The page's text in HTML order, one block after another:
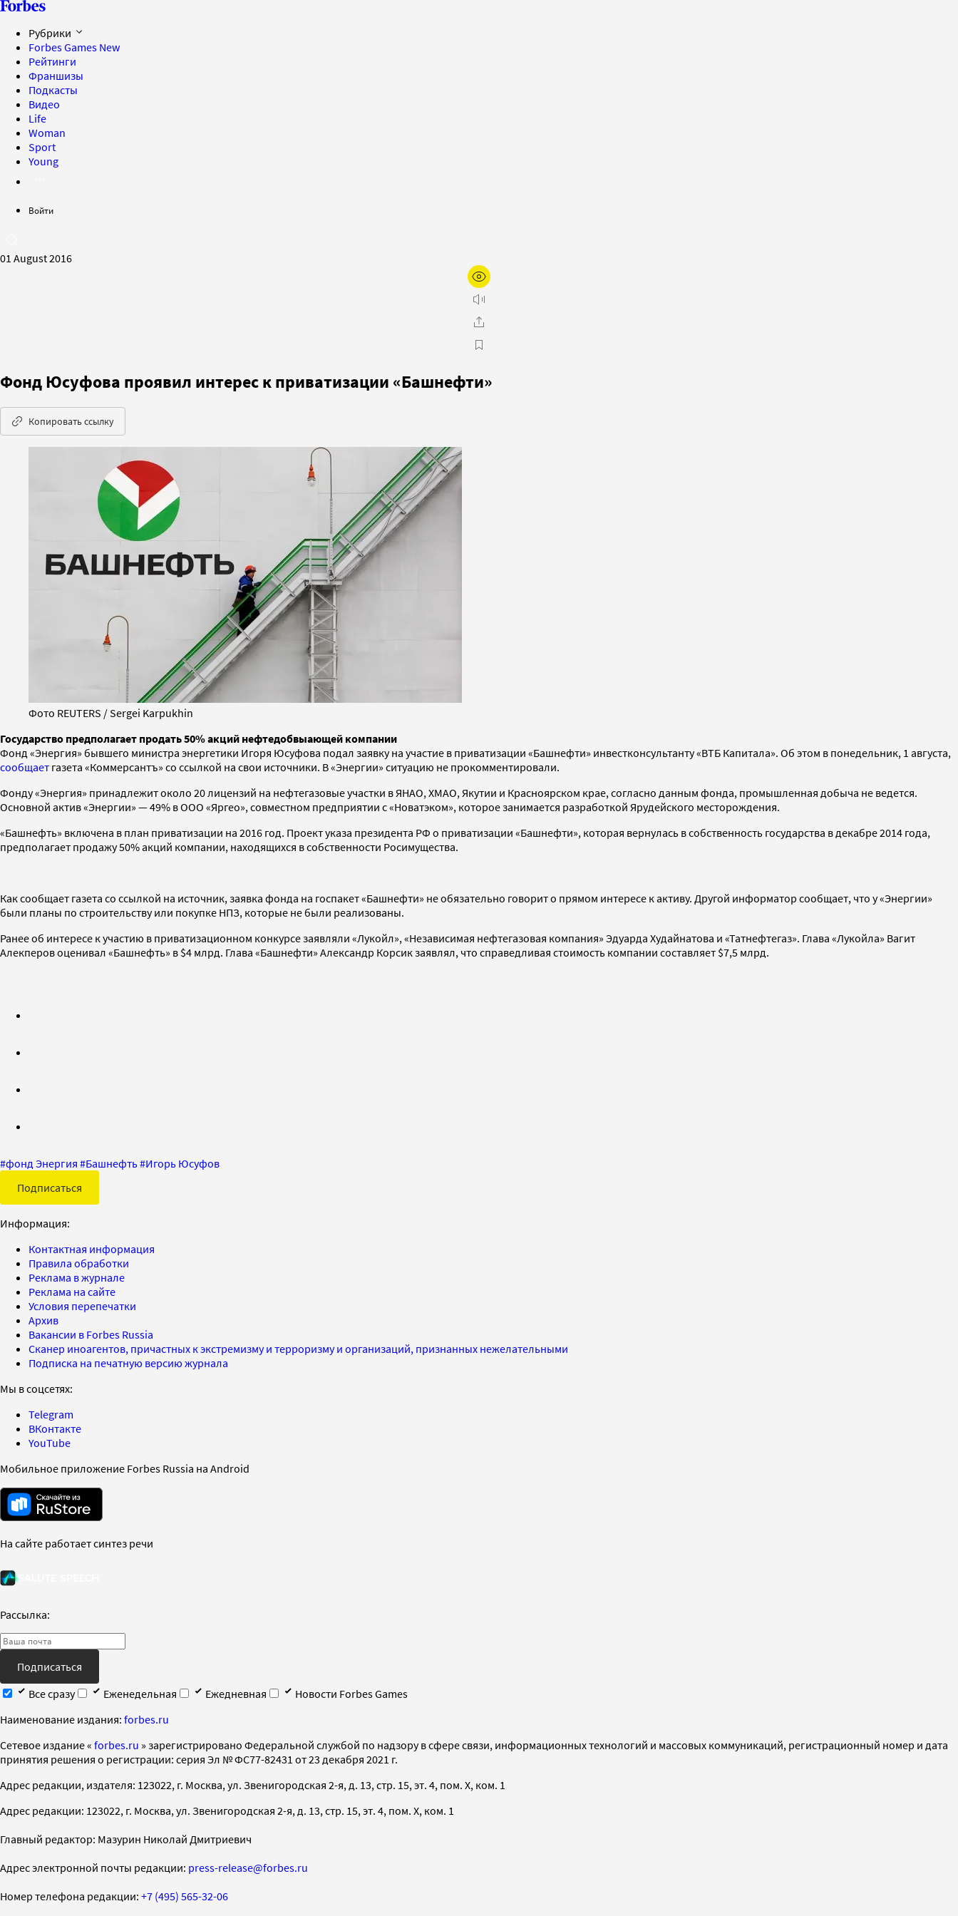
Рубрики
Forbes Games New
Рейтинги
Франшизы
Подкасты
Видео
Life
Woman
Sport
Young
Войти
01 August 2016
Фонд Юсуфова проявил интерес к приватизации «Башнефти»
Копировать ссылку
Фото REUTERS / Sergei Karpukhin
Государство предполагает продать 50% акций нефтедобвыающей компании
Фонд «Энергия» бывшего министра энергетики Игоря Юсуфова подал заявку на участие в приватизации «Башнефти» инвестконсультанту «ВТБ Капитала». Об этом в понедельник, 1 августа,
сообщает газета «Коммерсантъ» со ссылкой на свои источники. В «Энергии» ситуацию не прокомментировали.
Фонду «Энергия» принадлежит около 20 лицензий на нефтегазовые участки в ЯНАО, ХМАО, Якутии и Красноярском крае, согласно данным фонда, промышленная добыча не ведется.
Основной актив «Энергии» — 49% в ООО «Яргео», совместном предприятии с «Новатэком», которое занимается разработкой Ярудейского месторождения.
«Башнефть» включена в план приватизации на 2016 год. Проект указа президента РФ о приватизации «Башнефти», которая вернулась в собственность государства в декабре 2014 года,
предполагает продажу 50% акций компании, находящихся в собственности Росимущества.
Как сообщает газета со ссылкой на источник, заявка фонда на госпакет «Башнефти» не обязательно говорит о прямом интересе к активу. Другой информатор сообщает, что у «Энергии»
были планы по строительству или покупке НПЗ, которые не были реализованы.
Ранее об интересе к участию в приватизационном конкурсе заявляли «Лукойл», «Независимая нефтегазовая компания» Эдуарда Худайнатова и «Татнефтегаз». Глава «Лукойла» Вагит
Алекперов оценивал «Башнефть» в $4 млрд. Глава «Башнефти» Александр Корсик заявлял, что справедливая стоимость компании составляет $7,5 млрд.
#фонд Энергия #Башнефть#Игорь Юсуфов
Подписаться
Информация:
Контактная информация
Правила обработки
Реклама в журнале
Реклама на сайте
Условия перепечатки
Архив
Вакансии в Forbes Russia
Сканер иноагентов, причастных к экстремизму и терроризму и организаций, признанных нежелательными
Подписка на печатную версию журнала
Мы в соцсетях:
Telegram
ВКонтакте
YouTube
Мобильное приложение Forbes Russia на Android
На сайте работает синтез речи
Рассылка:
Подписаться
Все сразу
Еженедельная Ежедневная
Новости Forbes Games
Наименование издания: forbes.ru
Cетевое издание « forbes.ru » зарегистрировано Федеральной службой по надзору в сфере связи, информационных технологий и массовых коммуникаций, регистрационный номер и дата
принятия решения о регистрации: серия Эл № ФС77-82431 от 23 декабря 2021 г.
Адрес редакции, издателя: 123022, г. Москва, ул. Звенигородская 2-я, д. 13, стр. 15, эт. 4, пом. X, ком. 1
Адрес редакции: 123022, г. Москва, ул. Звенигородская 2-я, д. 13, стр. 15, эт. 4, пом. X, ком. 1
Главный редактор: Мазурин Николай Дмитриевич
Адрес электронной почты редакции: press-release@forbes.ru
Номер телефона редакции: +7 (495) 565-32-06